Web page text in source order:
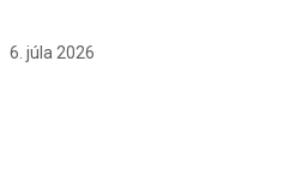
6. júla 2026